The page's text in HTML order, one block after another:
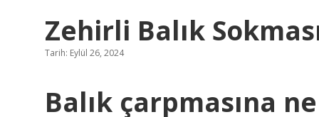
Zehirli Balık
Tarih: Eylül 26, 2024
Balık çarpmasına